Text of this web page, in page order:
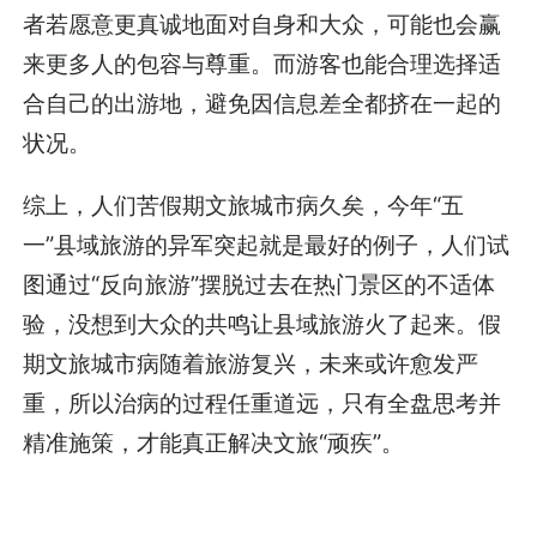
者若愿意更真诚地面对自身和大众，可能也会赢
来更多人的包容与尊重。而游客也能合理选择适
合自己的出游地，避免因信息差全都挤在一起的
状况。
综上，人们苦假期文旅城市病久矣，今年“五
一”县域旅游的异军突起就是最好的例子，人们试
图通过“反向旅游”摆脱过去在热门景区的不适体
验，没想到大众的共鸣让县域旅游火了起来。假
期文旅城市病随着旅游复兴，未来或许愈发严
重，所以治病的过程任重道远，只有全盘思考并
精准施策，才能真正解决文旅“顽疾”。